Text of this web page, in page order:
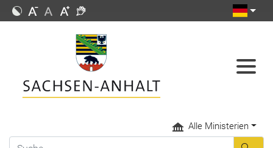
Alle Ministerien